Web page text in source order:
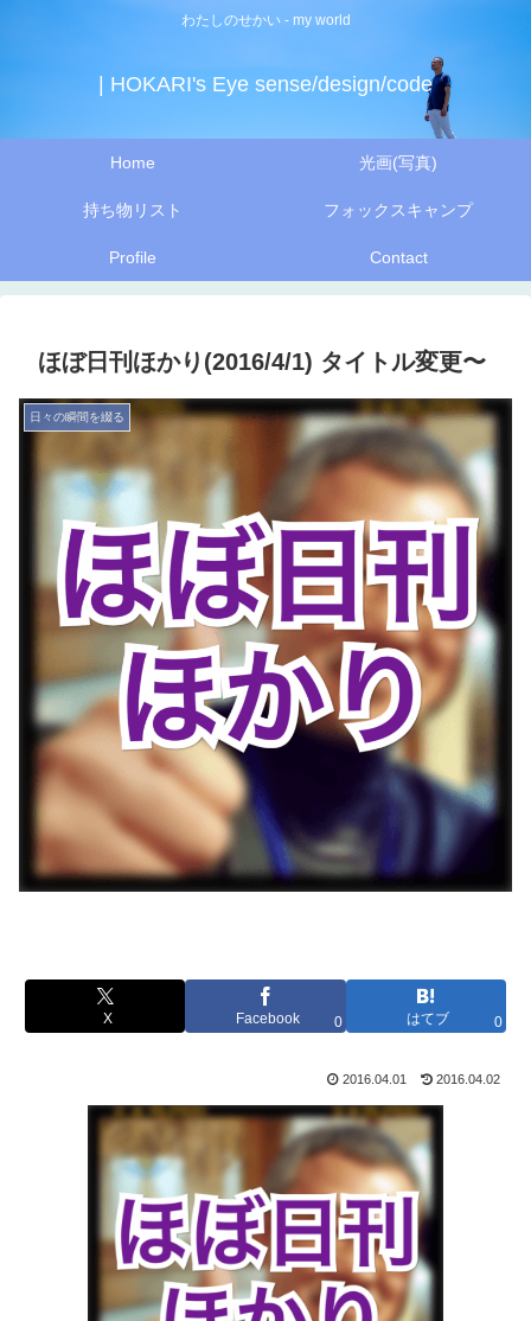
わたしのせかい - my world
| HOKARI's Eye sense/design/code
Home 光画(写真)
持ち物リスト フォックスキャンプ
Profile Contact
ほぼ日刊ほかり(2016/4/1) タイトル変更〜
日々の瞬間を綴る
X Facebook 0 はてブ 0
2016.04.01 2016.04.02